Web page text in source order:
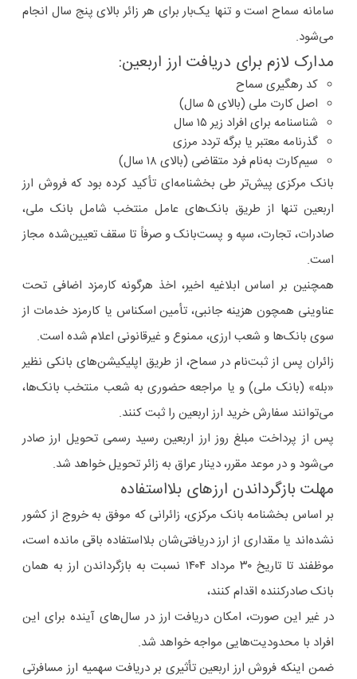
سامانه سماح است و تنها یک‌بار برای هر زائر بالای پنج سال انجام
می‌شود.
مدارک لازم برای دریافت ارز اربعین:
کد رهگیری سماح
اصل کارت ملی (بالای ۵ سال)
شناسنامه برای افراد زیر ۱۵ سال
گذرنامه معتبر یا برگه تردد مرزی
سیم‌کارت به‌نام فرد متقاضی (بالای ۱۸ سال)
بانک مرکزی پیش‌تر طی بخشنامه‌ای تأکید کرده بود که فروش ارز
اربعین تنها از طریق بانک‌های عامل منتخب شامل بانک ملی،
صادرات، تجارت، سپه و پست‌بانک و صرفاً تا سقف تعیین‌شده مجاز
است.
همچنین بر اساس ابلاغیه اخیر، اخذ هرگونه کارمزد اضافی تحت
عناوینی همچون هزینه جانبی، تأمین اسکناس یا کارمزد خدمات از
سوی بانک‌ها و شعب ارزی، ممنوع و غیرقانونی اعلام شده است.
زائران پس از ثبت‌نام در سماح، از طریق اپلیکیشن‌های بانکی نظیر
«بله» (بانک ملی) و یا مراجعه حضوری به شعب منتخب بانک‌ها،
می‌توانند سفارش خرید ارز اربعین را ثبت کنند.
پس از پرداخت مبلغ روز ارز اربعین رسید رسمی تحویل ارز صادر
می‌شود و در موعد مقرر، دینار عراق به زائر تحویل خواهد شد.
مهلت بازگرداندن ارزهای بلااستفاده
بر اساس بخشنامه بانک مرکزی، زائرانی که موفق به خروج از کشور
نشده‌اند یا مقداری از ارز دریافتی‌شان بلااستفاده باقی مانده است،
موظفند تا تاریخ ۳۰ مرداد ۱۴۰۴ نسبت به بازگرداندن ارز به همان
بانک صادرکننده اقدام کنند،
در غیر این صورت، امکان دریافت ارز در سال‌های آینده برای این
افراد با محدودیت‌هایی مواجه خواهد شد.
ضمن اینکه فروش ارز اربعین تأثیری بر دریافت سهمیه ارز مسافرتی